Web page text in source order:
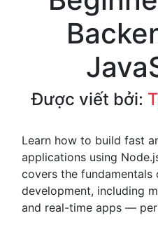
Được viết bởi:
Learn how to build fast
applications using
covers the fundamentals
development, including
and real-time apps —